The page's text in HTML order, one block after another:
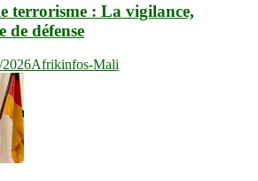
terrorisme : La vigilance,
de défense
Afrikinfos-Mali